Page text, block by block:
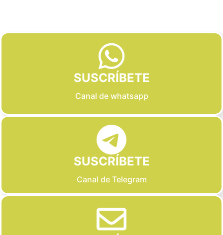
SUSCRÍBETE
Canal de whatsapp
SUSCRÍBETE
Canal de Telegram